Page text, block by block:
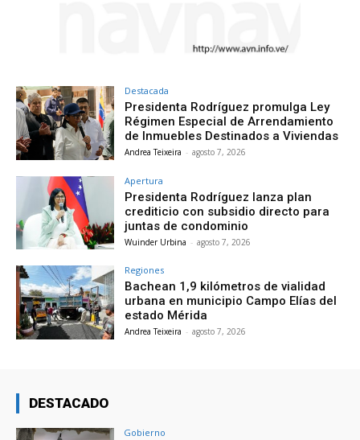
Destacada
Presidenta Rodríguez promulga Ley
Régimen Especial de Arrendamiento
de Inmuebles Destinados a Viviendas
Andrea Teixeira - agosto 7, 2026
Apertura
Presidenta Rodríguez lanza plan
crediticio con subsidio directo para
juntas de condominio
Wuinder Urbina - agosto 7, 2026
Regiones
Bachean 1,9 kilómetros de vialidad
urbana en municipio Campo Elías del
estado Mérida
Andrea Teixeira - agosto 7, 2026
DESTACADO
Gobierno